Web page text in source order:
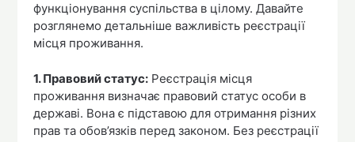
функціонування суспільства в цілому. Давайте
розглянемо детальніше важливість реєстрації
місця проживання.
1. Правовий статус: Реєстрація місця
проживання визначає правовий статус особи в
державі. Вона є підставою для отримання різних
прав та обов’язків перед законом. Без реєстрації